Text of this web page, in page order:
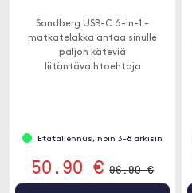
Sandberg USB-C 6-in-1 -
matkatelakka antaa sinulle
paljon käteviä
liitäntävaihtoehtoja
Etätallennus, noin 3-8 arkisin
50.90 € 96.90 €